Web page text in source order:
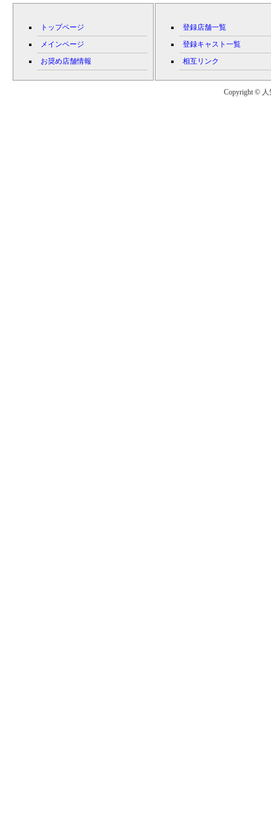
トップページ
メインページ
お奨め店舗情報
登録店舗一覧
登録キャスト一覧
相互リンク
Copyright © 人